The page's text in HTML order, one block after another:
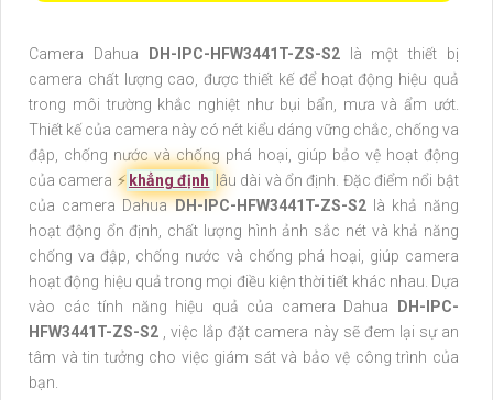
Camera Dahua DH-IPC-HFW3441T-ZS-S2
là một thiết bị
camera chất lượng cao, được thiết kế để hoạt động hiệu quả
trong môi trường khắc nghiệt như bụi bẩn, mưa và ẩm ướt.
Thiết kế của camera này có nét kiểu dáng vững chắc, chống va
đập, chống nước và chống phá hoại, giúp bảo vệ hoạt động
của camera ️⚡ khẳng định
lâu dài và ổn định. Đặc điểm nổi bật
của camera DahuaDH-IPC-HFW3441T-ZS-S2
là khả năng
hoạt động ổn định, chất lượng hình ảnh sắc nét và khả năng
chống va đập, chống nước và chống phá hoại, giúp camera
hoạt động hiệu quả trong mọi điều kiện thời tiết khác nhau. Dựa
vào các tính năng hiệu quả của camera Dahua
DH-IPC-
HFW3441T-ZS-S2 , việc lắp đặt camera này sẽ đem lại sự an
tâm và tin tưởng cho việc giám sát và bảo vệ công trình của
bạn.